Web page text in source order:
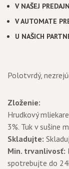
V NAŠEJ
V AUTOMATE
U NAŠICH
Polotvrdý,
Zloženie:
Hrudkový
3%. Tuk v sušine
Skladujte:
Min. trvanlivosť:
spotrebujte do